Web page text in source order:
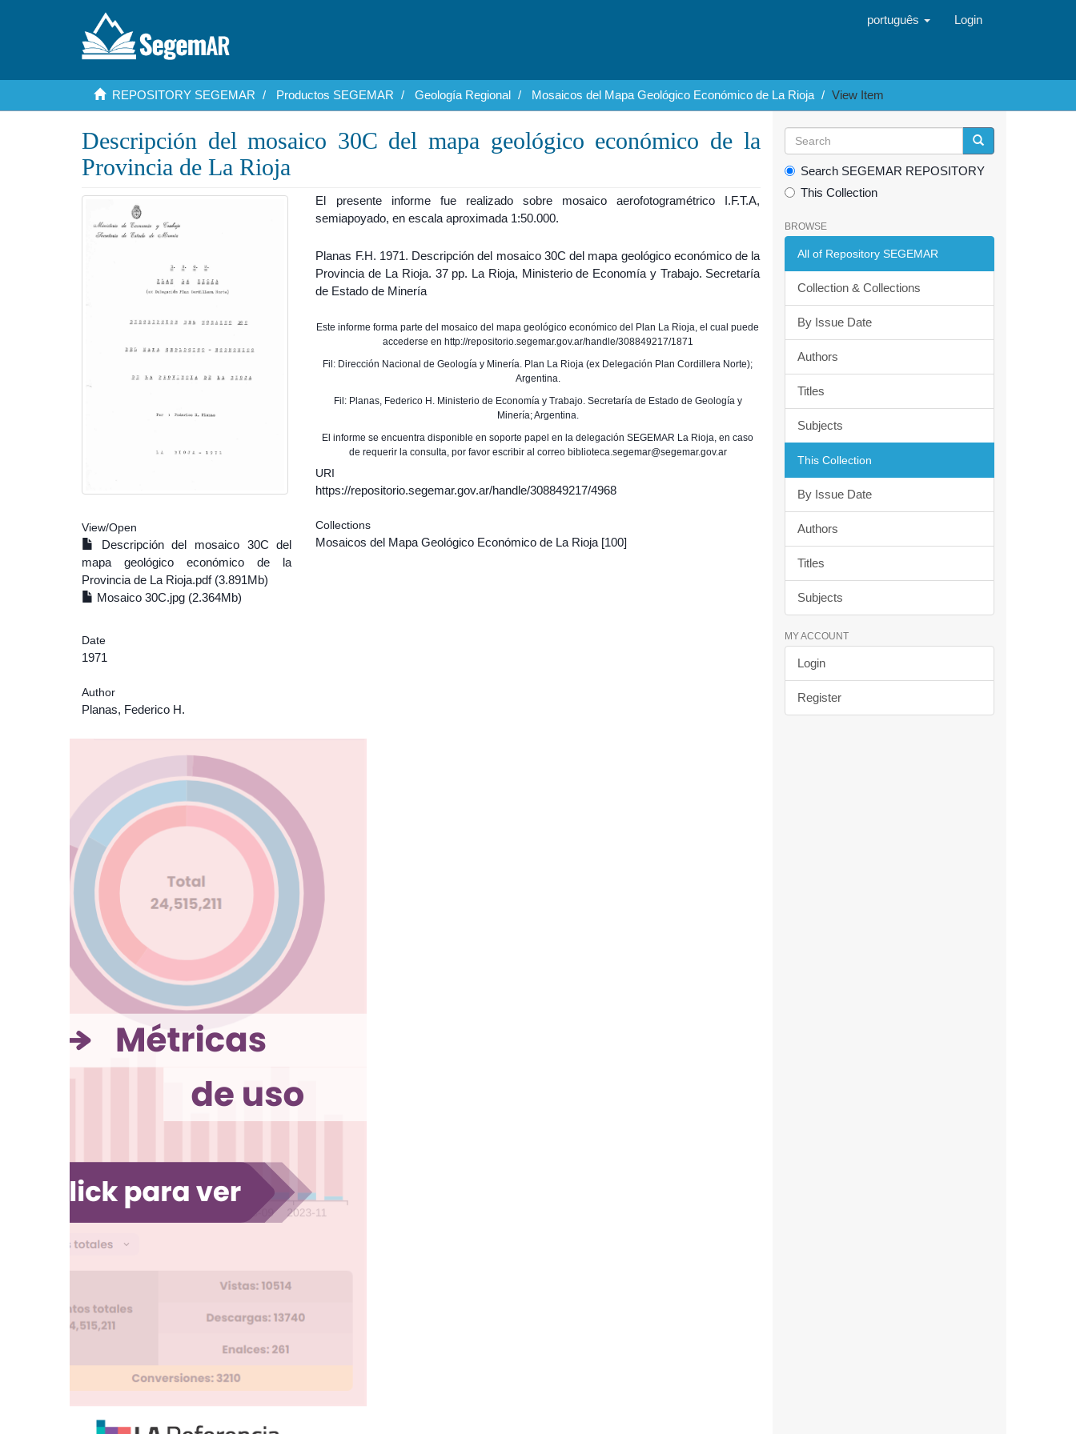
português Login
REPOSITORY SEGEMAR Productos SEGEMAR Geología Regional Mosaicos del Mapa Geológico Económico de La Rioja View Item
Descripción del mosaico 30C del mapa geológico económico de la
Provincia de La Rioja
View/Open
Descripción del mosaico 30C del
mapa geológico económico de la
Provincia de La Rioja.pdf (3.891Mb)
Mosaico 30C.jpg (2.364Mb)
Date
1971
Author
Planas, Federico H.
El presente informe fue realizado sobre mosaico aerofotogramétrico I.F.T.A,
semiapoyado, en escala aproximada 1:50.000.
Planas F.H. 1971. Descripción del mosaico 30C del mapa geológico económico de la
Provincia de La Rioja. 37 pp. La Rioja, Ministerio de Economía y Trabajo. Secretaría
de Estado de Minería
Este informe forma parte del mosaico del mapa geológico económico del Plan La Rioja, el cual puede
accederse en http://repositorio.segemar.gov.ar/handle/308849217/1871
Fil: Dirección Nacional de Geología y Minería. Plan La Rioja (ex Delegación Plan Cordillera Norte);
Argentina.
Fil: Planas, Federico H. Ministerio de Economía y Trabajo. Secretaría de Estado de Geología y
Minería; Argentina.
El informe se encuentra disponible en soporte papel en la delegación SEGEMAR La Rioja, en caso
de requerir la consulta, por favor escribir al correo biblioteca.segemar@segemar.gov.ar
URI
https://repositorio.segemar.gov.ar/handle/308849217/4968
Collections
Mosaicos del Mapa Geológico Económico de La Rioja [100]
Search SEGEMAR REPOSITORY
This Collection
BROWSE
All of Repository SEGEMAR
Collection & Collections
By Issue Date
Authors
Titles
Subjects
This Collection
By Issue Date
Authors
Titles
Subjects
MY ACCOUNT
Login
Register